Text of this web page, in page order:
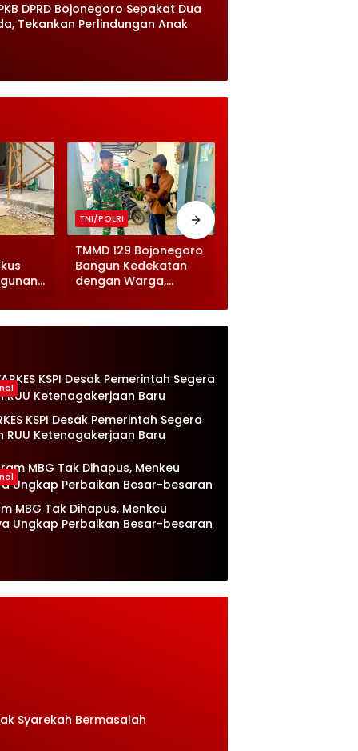
DPRD Bojonegoro Sepakat Dua
Tekankan Perlindungan Anak
TNI/POLRI
TMMD 129 Bojonegoro
Bangun Kedekatan
dengan Warga,
Gendong Balita Viral
KSPI Desak Pemerintah Segera
RUU Ketenagakerjaan Baru
MBG Tak Dihapus, Menkeu
Ungkap Perbaikan Besar-besaran
Syarekah Bermasalah